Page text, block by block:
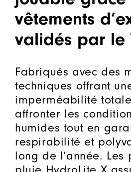
vêtements
validés par le
Fabriqués avec des
techniques offrant
imperméabilité
affronter les
humides tout en
respirabilité et
long de l’année. Les